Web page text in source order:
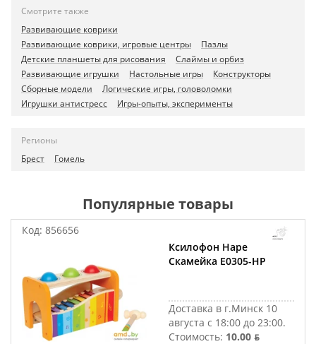
Смотрите также
Развивающие коврики
Развивающие коврики, игровые центры
Пазлы
Детские планшеты для рисования
Слаймы и орбиз
Развивающие игрушки
Настольные игры
Конструкторы
Сборные модели
Логические игры, головоломки
Игрушки антистресс
Игры-опыты, эксперименты
Регионы
Брест
Гомель
Популярные товары
Код: 856656
Ксилофон Hape
Скамейка E0305-HP
Доставка в г.Минск 10
августа с 18:00 до 23:00.
Стоимость: 10.00 ƃ